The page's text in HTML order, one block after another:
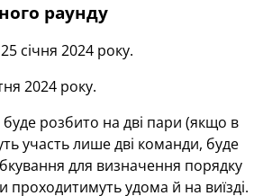
раунду
25 січня 2024 року.
2024 року.
розбито на дві пари (якщо в
участь лише дві команди, буде
для визначення порядку
проходитимуть удома й на виїзді.